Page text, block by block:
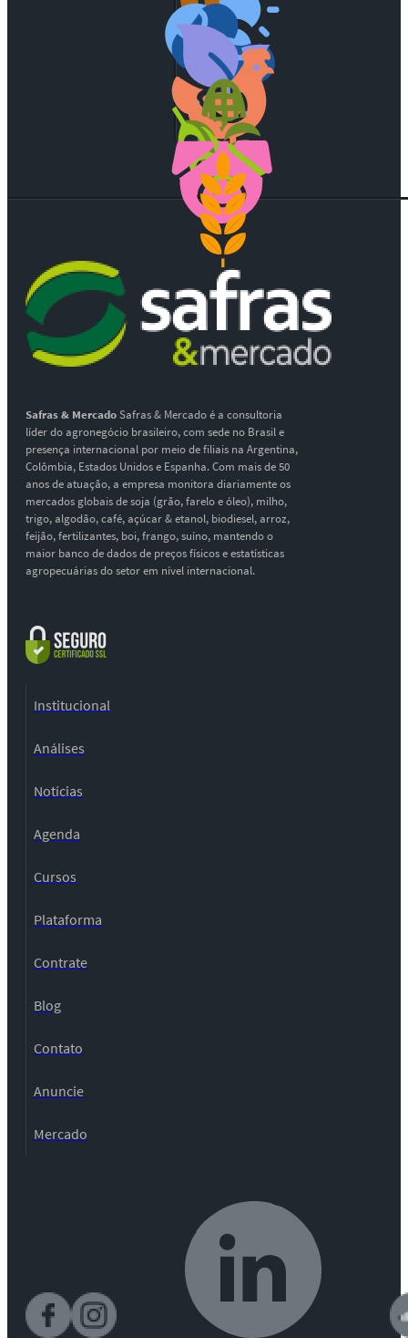
Safras & MercadoSafras & Mercado é a consultoria
líder do agronegócio brasileiro, com sede no Brasil e
presença internacional por meio de filiais na Argentina,
Colômbia, Estados Unidos e Espanha. Com mais de 50
anos de atuação, a empresa monitora diariamente os
mercados globais de soja (grão, farelo e óleo), milho,
trigo, algodão, café, açúcar & etanol, biodiesel, arroz,
feijão, fertilizantes, boi, frango, suíno, mantendo o
maior banco de dados de preços físicos e estatísticas
agropecuárias do setor em nível internacional.
Institucional
Análises
Notícias
Agenda
Cursos
Plataforma
Contrate
Blog
Contato
Anuncie
Mercado